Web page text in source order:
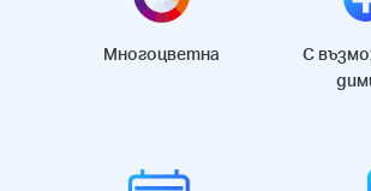
Многоцветна
С